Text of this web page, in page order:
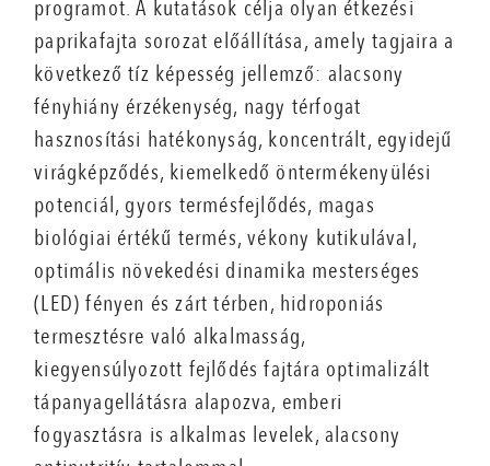
programot. A kutatások célja olyan étkezési
paprikafajta sorozat előállítása, amely tagjaira a
következő tíz képesség jellemző: alacsony
fényhiány érzékenység, nagy térfogat
hasznosítási hatékonyság, koncentrált, egyidejű
virágképződés, kiemelkedő öntermékenyülési
potenciál, gyors termésfejlődés, magas
biológiai értékű termés, vékony kutikulával,
optimális növekedési dinamika mesterséges
(LED) fényen és zárt térben, hidroponiás
termesztésre való alkalmasság,
kiegyensúlyozott fejlődés fajtára optimalizált
tápanyagellátásra alapozva, emberi
fogyasztásra is alkalmas levelek, alacsony